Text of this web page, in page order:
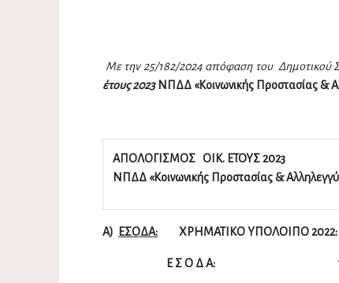
Με την 25/182/2024 απόφαση του Δημοτικού
έτους 2023 ΝΠΔΔ «Κοινωνικής Προστασίας &
ΑΠΟΛΟΓΙΣΜΟΣ ΟΙΚ. ΕΤΟΥΣ 2023
ΝΠΔΔ «Κοινωνικής Προστασίας &
Α) ΕΣΟΔΑ: ΧΡΗΜΑΤΙΚΟ ΥΠΟΛΟΙΠΟ 2022
Ε Σ Ο Δ Α: